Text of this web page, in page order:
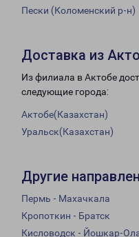
Пески (Коломенский р-н)
Доставка из
Из филиала в Актобе
следующие города:
Актобе(Казахстан)
Уральск(Казахстан)
Другие
Пермь - Махачкала
Кропоткин - Братск
Кисловодск - Йошкар-